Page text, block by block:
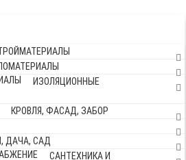
ИЗОЛЯЦИОННЫЕ
КРОВЛЯ, ФАСАД, ЗАБОР
ДАЧА, САД
САНТЕХНИКА И